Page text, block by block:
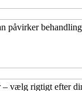
påvirker
vælg rigtigt efter